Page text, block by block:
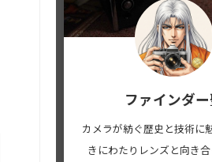
ファインダ
カメラが紡ぐ歴史と技術に
きにわたりレンズと向き